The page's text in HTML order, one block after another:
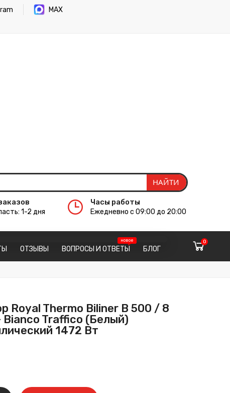
MAX
1-2 дня
Часы работы
Ежедневно с 09:00 до 20:00
ОТЗЫВЫ ВОПРОСЫ И ОТВЕТЫ БЛОГ
0
Royal Thermo Biliner B 500 / 8
Bianco Traffico (Белый)
1472 Вт